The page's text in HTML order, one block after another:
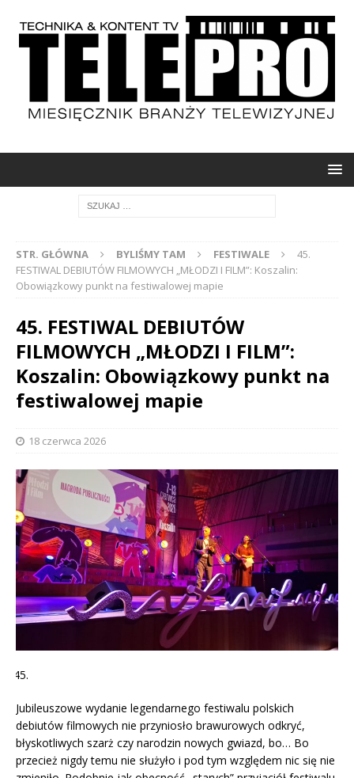
STR. GŁÓWNA BYLIŚMY TAM FESTIWALE
45.
FESTIWAL DEBIUTÓW FILMOWYCH „MŁODZI I FILM”: Koszalin:
Obowiązkowy punkt na festiwalowej mapie
45. FESTIWAL DEBIUTÓW
FILMOWYCH „MŁODZI I FILM”:
Koszalin: Obowiązkowy punkt na
festiwalowej mapie
18 czerwca 2026
Jubileuszowe wydanie legendarnego festiwalu polskich
debiutów filmowych nie przyniosło brawurowych odkryć,
błyskotliwych szarż czy narodzin nowych gwiazd, bo… Bo
przecież nigdy temu nie służyło i pod tym względem nic się nie